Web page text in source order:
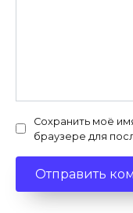
Сохранить моё
браузере для